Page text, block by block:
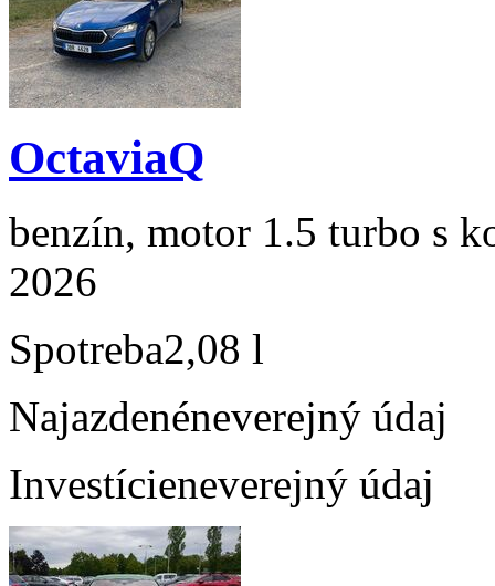
OctaviaQ
benzín, motor 1.5 turbo s
2026
Spotreba2,08 l
Najazdenéneverejný údaj
Investícieneverejný údaj